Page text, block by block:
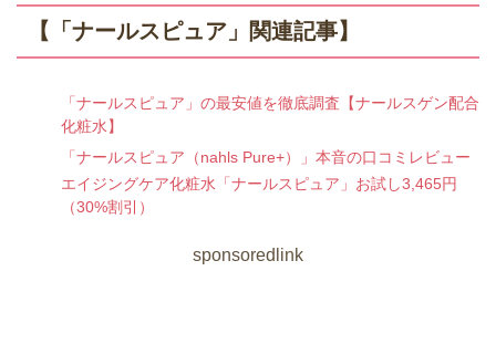
【「ナールスピュア」関連記事】
「ナールスピュア」の最安値を徹底調査【ナールスゲン配合
化粧水】
「ナールスピュア（nahls Pure+）」本音の口コミレビュー
エイジングケア化粧水「ナールスピュア」お試し3,465円
（30%割引）
sponsoredlink